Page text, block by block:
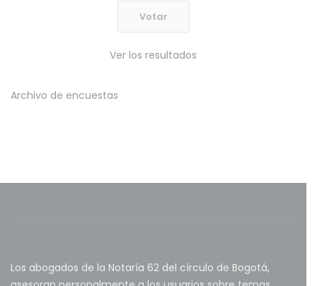
Ver los resultados
Archivo de encuestas
Los abogados de la Notaría 62 del círculo de Bogotá,